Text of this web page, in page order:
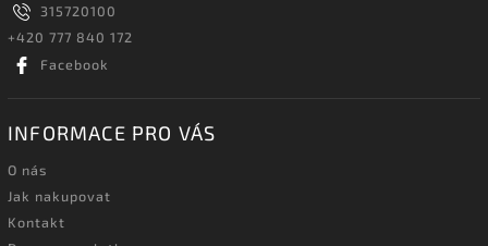
315720100
+420 777 840 172
Facebook
INFORMACE PRO VÁS
O nás
Jak nakupovat
Kontakt